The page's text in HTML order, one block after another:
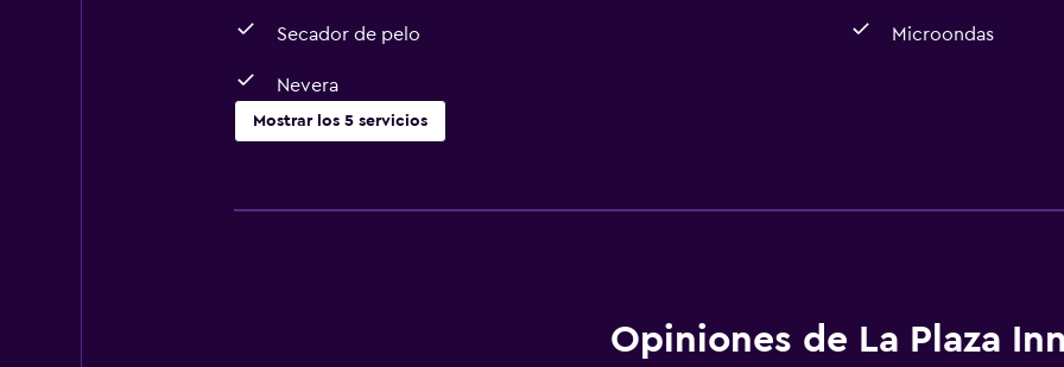
Secador de pelo Microondas
Nevera
Mostrar los 5 servicios
Microondas
Secador de pelo
Wifi gratis
Opiniones de La Plaza Inn